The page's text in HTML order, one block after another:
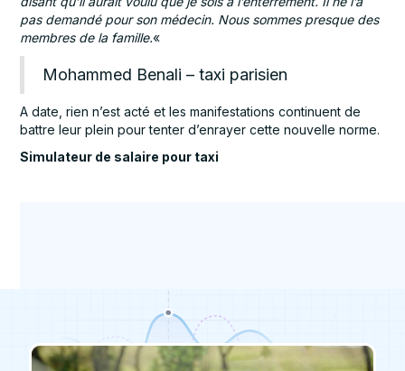
pas demandé pour son médecin. Nous sommes presque des
membres de la famille.«
Mohammed Benali – taxi parisien
A date, rien n’est acté et les manifestations continuent de
battre leur plein pour tenter d’enrayer cette nouvelle norme.
Simulateur de salaire pour taxi